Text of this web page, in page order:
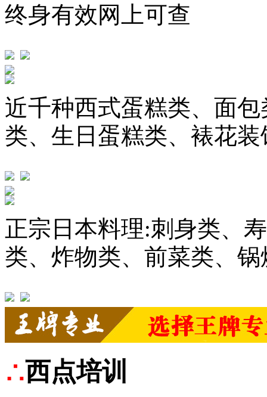
终身有效网上可查
近千种西式蛋糕类、面
类、生日蛋糕类、裱花
正宗日本料理:刺身类、
类、炸物类、前菜类、
∴西点培训